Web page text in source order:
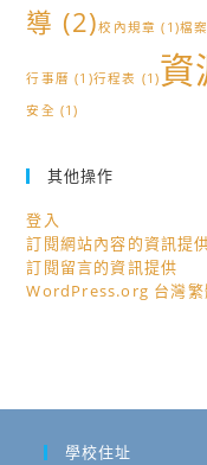
導 (2)校內規章 (1)檔
行事曆 (1)行程表 (1)資
安全 (1)
其他操作
登入
訂閱網站內容的資訊提
訂閱留言的資訊提供
WordPress.org 台灣繁
學校住址